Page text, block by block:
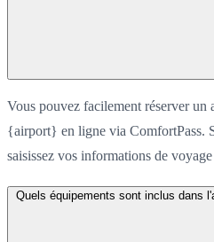
Vous pouvez facilement réserver un
{airport} en ligne via ComfortPass.
saisissez vos informations de
Quels équipements sont inclus dans